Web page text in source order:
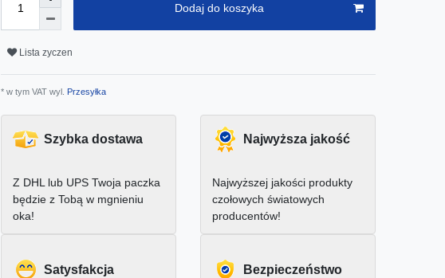
Dodaj do koszyka
Lista zyczen
* w tym VAT wyl. Przesyłka
Szybka dostawa
Z DHL lub UPS Twoja paczka
będzie z Tobą w mgnieniu
oka!
Najwyższa jakość
Najwyższej jakości produkty
czołowych światowych
producentów!
Satysfakcja
Bezpieczeństwo